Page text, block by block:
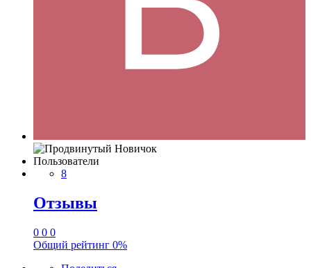
Пользователи
8
Отзывы
0 0 0
Общий рейтинг 0%